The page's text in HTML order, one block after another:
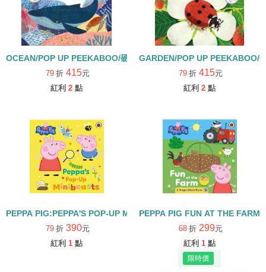
OCEAN/POP UP PEEKABOO/硬頁立體操作書
79 折 415元
紅利 2 點
GARDEN/POP UP PEEKABOO/
79 折 415元
紅利 2 點
PEPPA PIG:PEPPA'S POP-UP MINIBEASTS/硬頁立體操作書
79 折 390元
紅利 1 點
PEPPA PIG FUN AT THE
68 折 299元
紅利 1 點